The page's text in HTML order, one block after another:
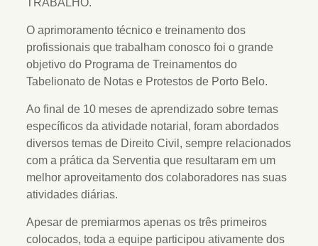
TRABALHO.
O aprimoramento técnico e treinamento dos
profissionais que trabalham conosco foi o grande
objetivo do Programa de Treinamentos do
Tabelionato de Notas e Protestos de Porto Belo.
Ao final de 10 meses de aprendizado sobre temas
específicos da atividade notarial, foram abordados
diversos temas de Direito Civil, sempre relacionados
com a prática da Serventia que resultaram em um
melhor aproveitamento dos colaboradores nas suas
atividades diárias.
Apesar de premiarmos apenas os três primeiros
colocados, toda a equipe participou ativamente dos